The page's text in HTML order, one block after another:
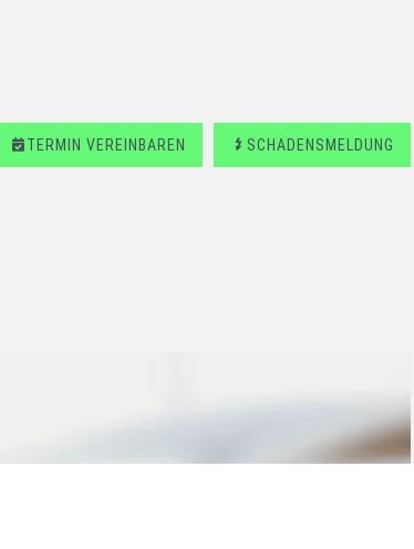
TERMIN VEREINBAREN SCHADENSMELDUNG